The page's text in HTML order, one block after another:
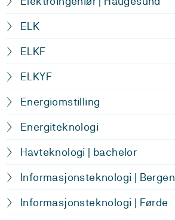
ELK
ELKF
ELKYF
Energiomstilling
Energiteknologi
Havteknologi | bachelor
Informasjonsteknologi | Bergen
Informasjonsteknologi | Førde